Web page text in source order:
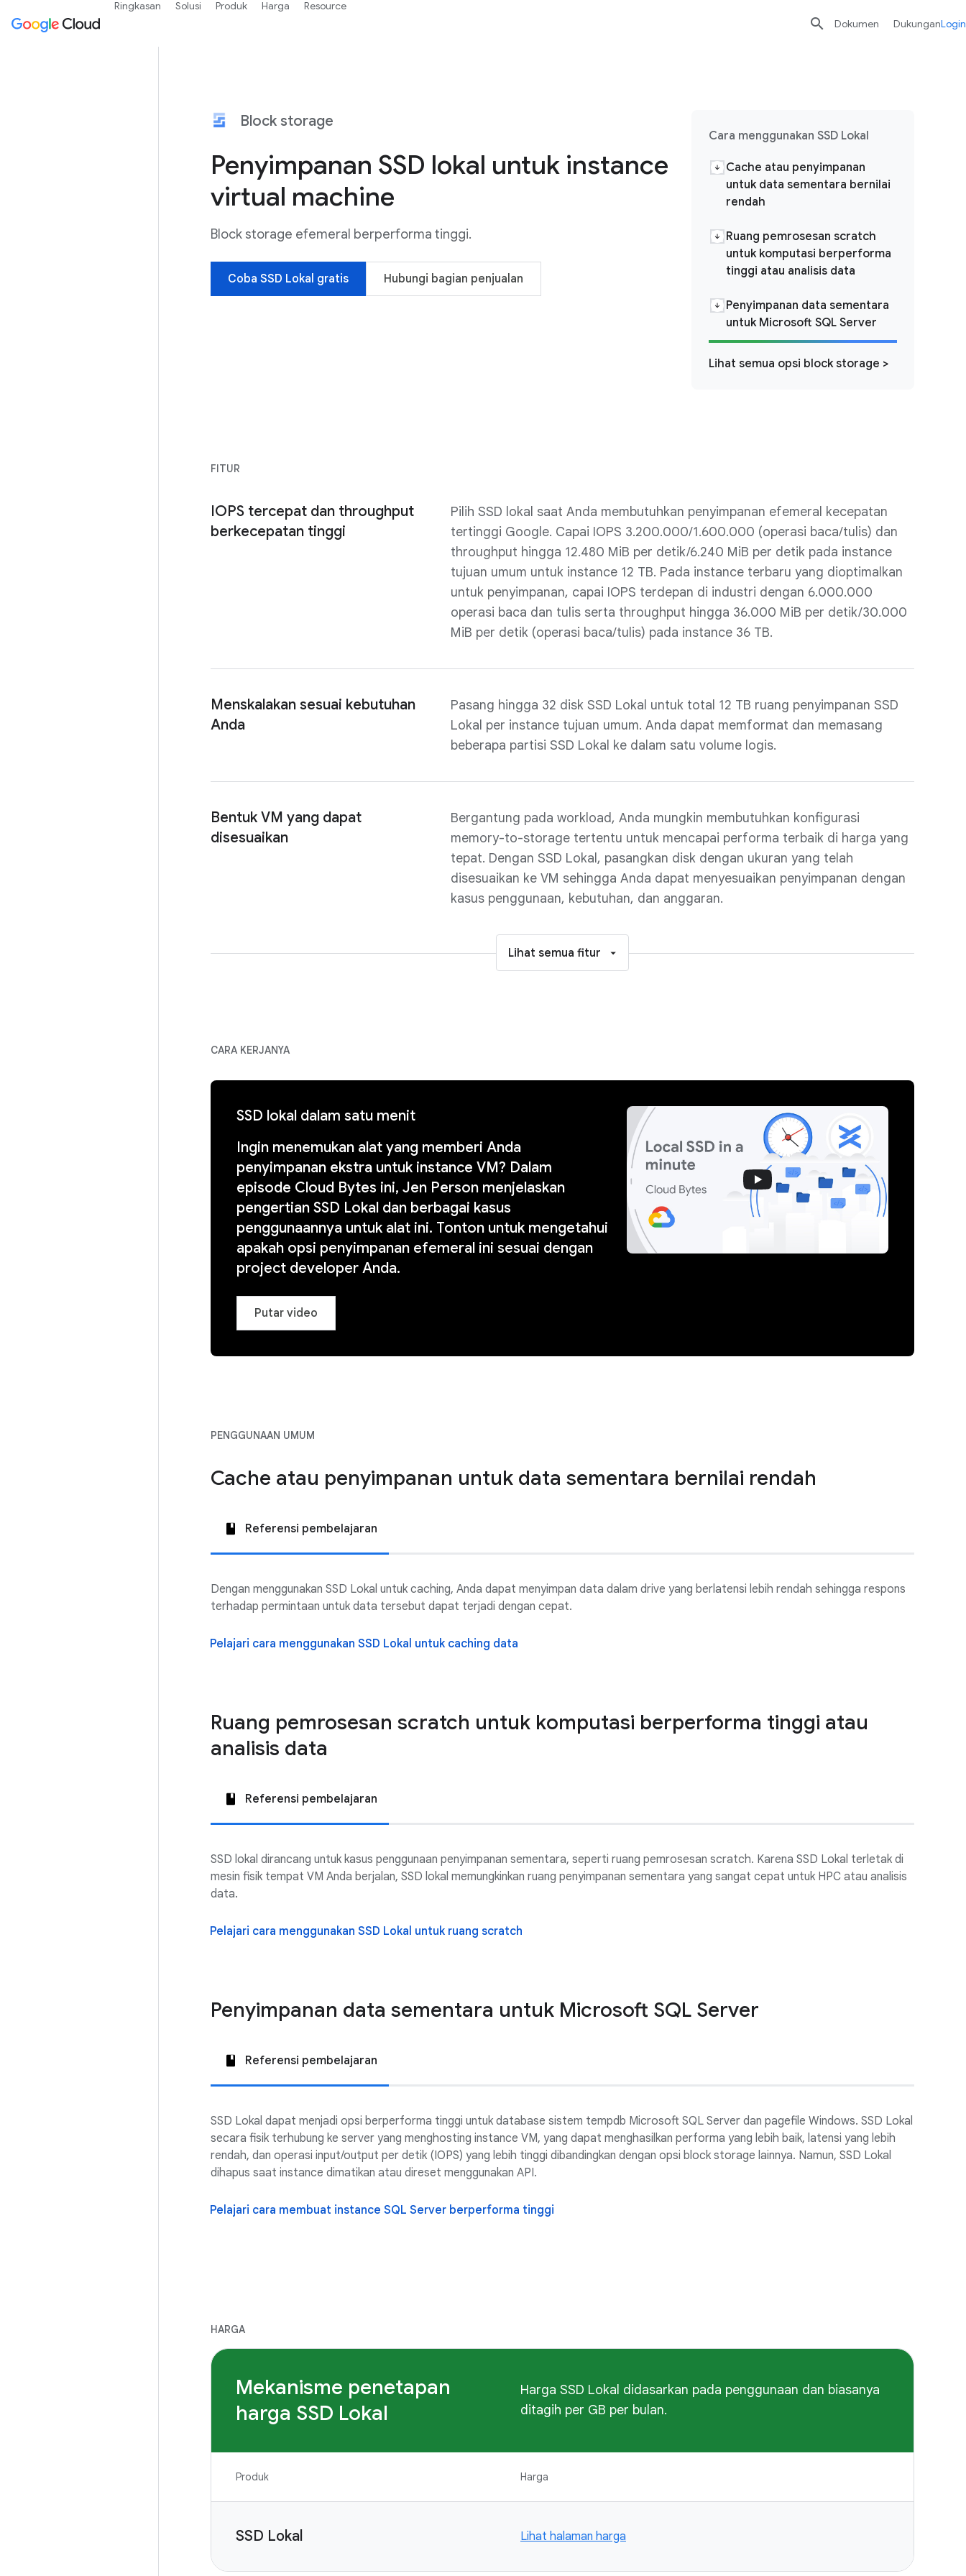
Block storage
Penyimpanan SSD lokal untuk instance
virtual machine
Block storage efemeral berperforma tinggi.
Coba SSD Lokal gratis Hubungi bagian penjualan
Cara menggunakan SSD Lokal
Cache atau penyimpanan
untuk data sementara bernilai
rendah
Ruang pemrosesan scratch
untuk komputasi berperforma
tinggi atau analisis data
Penyimpanan data sementara
untuk Microsoft SQL Server
Lihat semua opsi block storage >
FITUR
IOPS tercepat dan throughput
berkecepatan tinggi
Pilih SSD lokal saat Anda membutuhkan penyimpanan efemeral kecepatan
tertinggi Google. Capai IOPS 3.200.000/1.600.000 (operasi baca/tulis) dan
throughput hingga 12.480 MiB per detik/6.240 MiB per detik pada instance
tujuan umum untuk instance 12 TB. Pada instance terbaru yang dioptimalkan
untuk penyimpanan, capai IOPS terdepan di industri dengan 6.000.000
operasi baca dan tulis serta throughput hingga 36.000 MiB per detik/30.000
MiB per detik (operasi baca/tulis) pada instance 36 TB.
Menskalakan sesuai kebutuhan
Anda
Pasang hingga 32 disk SSD Lokal untuk total 12 TB ruang penyimpanan SSD
Lokal per instance tujuan umum. Anda dapat memformat dan memasang
beberapa partisi SSD Lokal ke dalam satu volume logis.
Bentuk VM yang dapat
disesuaikan
Bergantung pada workload, Anda mungkin membutuhkan konfigurasi
memory-to-storage tertentu untuk mencapai performa terbaik di harga yang
tepat. Dengan SSD Lokal, pasangkan disk dengan ukuran yang telah
disesuaikan ke VM sehingga Anda dapat menyesuaikan penyimpanan dengan
kasus penggunaan, kebutuhan, dan anggaran.
Lihat semua fitur
CARA KERJANYA
SSD lokal dalam satu menit
Ingin menemukan alat yang memberi Anda
penyimpanan ekstra untuk instance VM? Dalam
episode Cloud Bytes ini, Jen Person menjelaskan
pengertian SSD Lokal dan berbagai kasus
penggunaannya untuk alat ini. Tonton untuk mengetahui
apakah opsi penyimpanan efemeral ini sesuai dengan
project developer Anda.
Putar video
PENGGUNAAN UMUM
Cache atau penyimpanan untuk data sementara bernilai rendah
Referensi pembelajaran
Dengan menggunakan SSD Lokal untuk caching, Anda dapat menyimpan data dalam drive yang berlatensi lebih rendah sehingga respons
terhadap permintaan untuk data tersebut dapat terjadi dengan cepat.
Pelajari cara menggunakan SSD Lokal untuk caching data
Ruang pemrosesan scratch untuk komputasi berperforma tinggi atau
analisis data
Referensi pembelajaran
SSD lokal dirancang untuk kasus penggunaan penyimpanan sementara, seperti ruang pemrosesan scratch. Karena SSD Lokal terletak di
mesin fisik tempat VM Anda berjalan, SSD lokal memungkinkan ruang penyimpanan sementara yang sangat cepat untuk HPC atau analisis
data.
Pelajari cara menggunakan SSD Lokal untuk ruang scratch
Penyimpanan data sementara untuk Microsoft SQL Server
Referensi pembelajaran
SSD Lokal dapat menjadi opsi berperforma tinggi untuk database sistem tempdb Microsoft SQL Server dan pagefile Windows. SSD Lokal
secara fisik terhubung ke server yang menghosting instance VM, yang dapat menghasilkan performa yang lebih baik, latensi yang lebih
rendah, dan operasi input/output per detik (IOPS) yang lebih tinggi dibandingkan dengan opsi block storage lainnya. Namun, SSD Lokal
dihapus saat instance dimatikan atau direset menggunakan API.
Pelajari cara membuat instance SQL Server berperforma tinggi
HARGA
Mekanisme penetapan
harga SSD Lokal
Harga SSD Lokal didasarkan pada penggunaan dan biasanya
ditagih per GB per bulan.
Produk Harga
SSD Lokal Lihat halaman harga
Ringkasan Solusi Produk Harga Resource
 Dokumen DukunganLogin